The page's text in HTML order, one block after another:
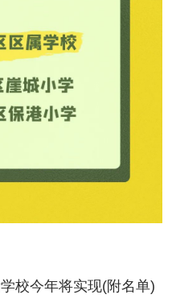
今年将实现(附名单)